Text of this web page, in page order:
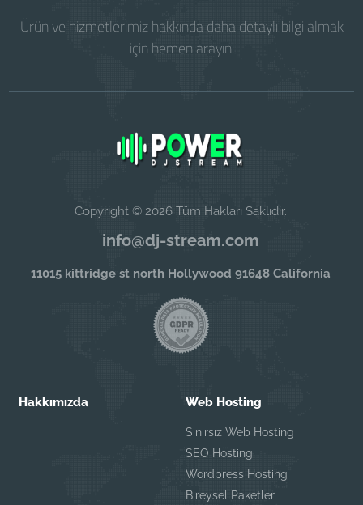
Ürün ve hizmetlerimiz hakkında daha detaylı bilgi almak
için hemen arayın.
Copyright © 2026 Tüm Hakları Saklıdır.
info@dj-stream.com
11015 kittridge st north Hollywood 91648 California
Hakkımızda Web Hosting
Sınırsız Web Hosting
SEO Hosting
Wordpress Hosting
Bireysel Paketler